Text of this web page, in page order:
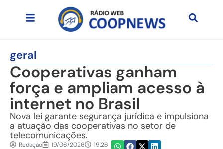
geral
Cooperativas ganham
força e ampliam acesso à
internet no Brasil
Nova lei garante segurança jurídica e impulsiona
a atuação das cooperativas no setor de
telecomunicações.
Redação 19/06/2026 19:26